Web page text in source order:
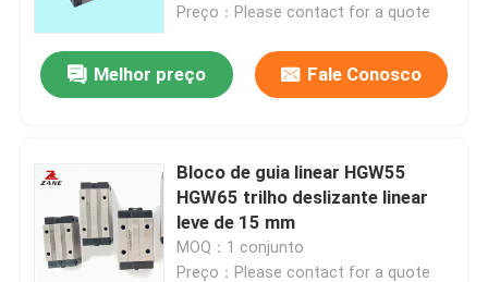
Preço：Please contact for a quote
Melhor preço Fale Conosco
Bloco de guia linear HGW55
HGW65 trilho deslizante linear
leve de 15 mm
MOQ：1 conjunto
Preço：Please contact for a quote